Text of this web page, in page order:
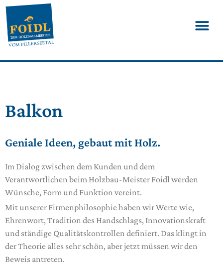
Balkon
Geniale Ideen, gebaut mit Holz.
Im Dialog zwischen dem Kunden und dem
Verantwortlichen beim Holzbau-Meister Foidl werden
Wünsche, Form und Funktion vereint.
Mit unserer Firmenphilosophie haben wir Werte wie,
Ehrenwort, Tradition des Handschlags, Innovationskraft
und ständige Qualitätskontrollen definiert. Das klingt in
der Theorie alles sehr schön, aber jetzt müssen wir den
Beweis antreten.